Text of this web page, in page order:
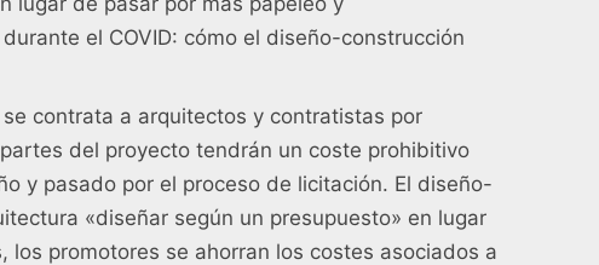
el COVID: cómo el diseño-construcción
contrata a arquitectos y contratistas por
del proyecto tendrán un coste prohibitivo
y pasado por el proceso de licitación. El diseño-
«diseñar según un presupuesto» en lugar
los promotores se ahorran los costes asociados a